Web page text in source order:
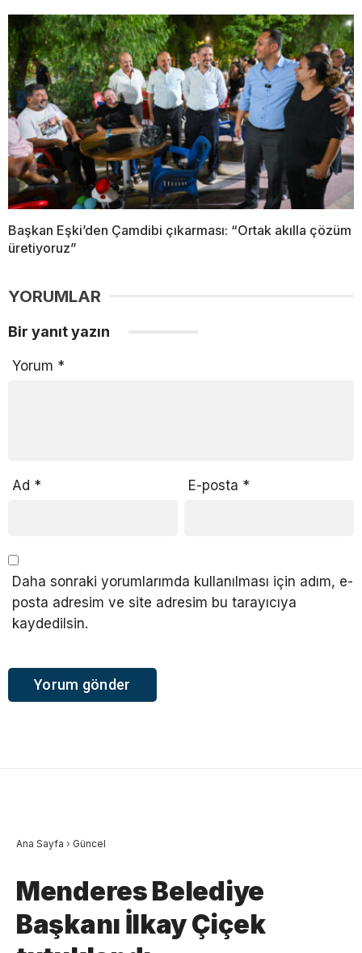
Başkan Eşki’den Çamdibi çıkarması: “Ortak akılla çözüm
üretiyoruz”
YORUMLAR
Bir yanıt yazın
Yorum *
Ad * E-posta *
Daha sonraki yorumlarımda kullanılması için adım, e-
posta adresim ve site adresim bu tarayıcıya
kaydedilsin.
Ana Sayfa › Güncel
Menderes Belediye
Başkanı İlkay Çiçek